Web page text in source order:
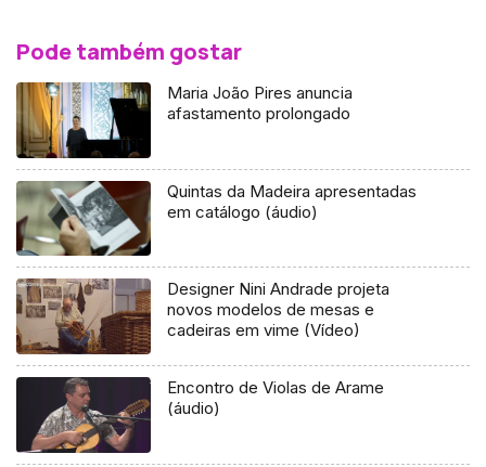
Pode também gostar
Maria João Pires anuncia
afastamento prolongado
Quintas da Madeira apresentadas
em catálogo (áudio)
Designer Nini Andrade projeta
novos modelos de mesas e
cadeiras em vime (Vídeo)
Encontro de Violas de Arame
(áudio)